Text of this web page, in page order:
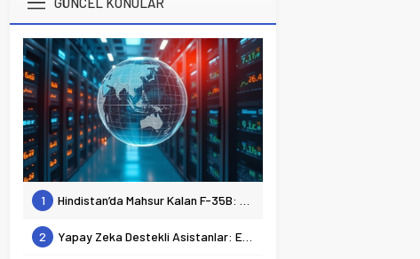
1 Hindistan’da Mahsur Kalan F-35B: Jeopolitik Sonuçları
2 Yapay Zeka Destekli Asistanlar: Elon Musk’tan Romantik Bir Hamle mi?